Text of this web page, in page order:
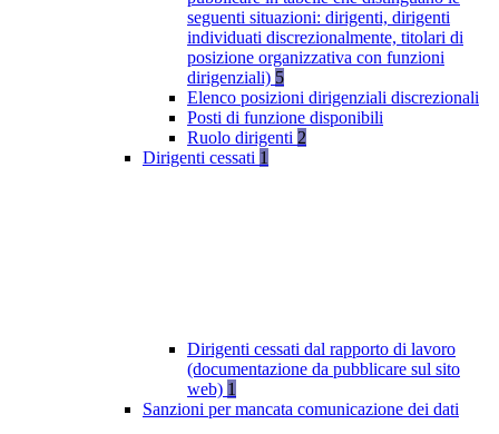
seguenti situazioni: dirigenti, dirigenti
individuati discrezionalmente, titolari di
posizione organizzativa con funzioni
dirigenziali) 5
Elenco posizioni dirigenziali discrezionali
Posti di funzione disponibili
Ruolo dirigenti 2
Dirigenti cessati 1
Dirigenti cessati dal rapporto di lavoro
(documentazione da pubblicare sul sito
web) 1
Sanzioni per mancata comunicazione dei dati